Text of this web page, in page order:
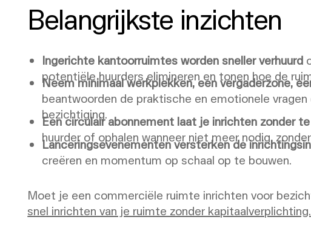
Belangrijkste inzichten
Ingerichte kantoorruimtes worden sneller verhuurd
potentiële huurders elimineren en tonen hoe de
Neem minimaal werkplekken, een vergaderzone,
beantwoorden de praktische en emotionele
bezichtiging.
Een circulair abonnement laat je inrichten zonder
huurder of ophalen wanneer niet meer nodig,
Lanceringsevenementen versterken de
creëren en momentum op schaal op te bouwen.
Moet je een commerciële ruimte inrichten voor
snel inrichten van je ruimte zonder kapitaalverplichting.